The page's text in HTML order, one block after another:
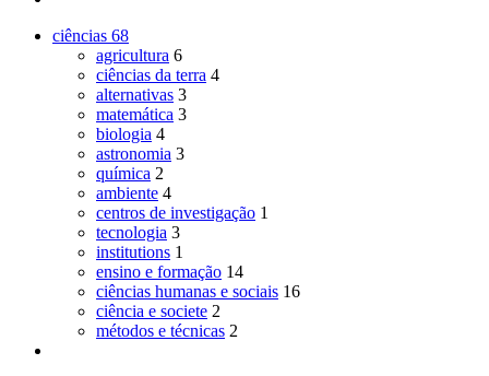
ciências 68
agricultura 6
ciências da terra 4
alternativas 3
matemática 3
biologia 4
astronomia 3
química 2
ambiente 4
centros de investigação 1
tecnologia 3
institutions 1
ensino e formação 14
ciências humanas e sociais 16
ciência e societe 2
métodos e técnicas 2